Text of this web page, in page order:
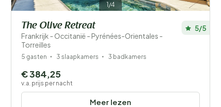
1/4
The Olive Retreat
Frankrijk - Occitanië - Pyrénées-Orientales -
Torreilles
5/5
5 gasten 3 slaapkamers 3 badkamers
Meer lezen
€ 384,25
v.a. prijs per nacht